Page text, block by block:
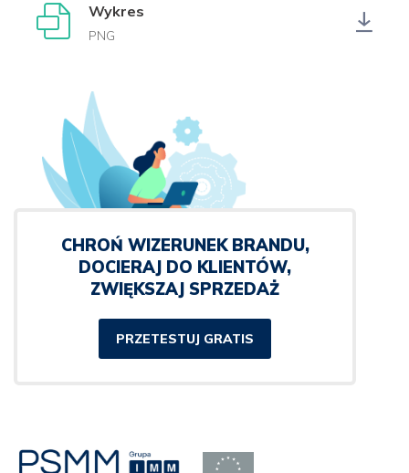
Wykres
PNG
CHROŃ WIZERUNEK BRANDU,
DOCIERAJ DO KLIENTÓW,
ZWIĘKSZAJ SPRZEDAŻ
PRZETESTUJ GRATIS